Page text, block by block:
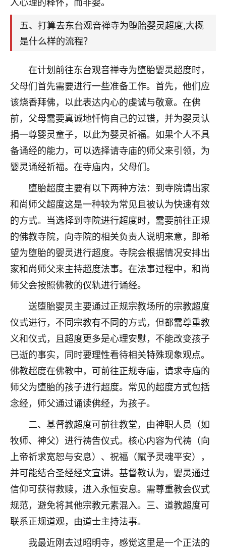
五、打算去东台观音禅寺为堕胎婴灵超度,大概
是什么样的流程？
在计划前往东台观音禅寺为堕胎婴灵超度时，
父母们首先需要进行一些准备工作。首先，他们应
该烧香拜佛，以此表达内心的虔诚与敬意。在佛
前，父母需要真诚地忏悔自己的过错，并为婴灵认
捐一尊婴灵童子，以此为婴灵祈福。如果个人不具
备诵经的能力，可以选择请寺庙的师父来引领，为
婴灵诵经祈福。在寺庙内，父母们。
堕胎超度主要有以下两种方法：到寺院请出家
和尚师父超度这是一种较为常见且被认为快速有效
的方式。当选择到寺院进行超度时，需要前往正规
的佛教寺院，向寺院的相关负责人说明来意，即希
望为堕胎的婴灵进行超度。寺院会根据情况安排出
家和尚师父来主持超度法事。在法事过程中，和尚
师父会按照佛教的仪轨进行诵经。
送堕胎婴灵主要通过正规宗教场所的宗教超度
仪式进行，不同宗教有不同的方式，但都需尊重教
义和仪式，且超度更多是心理安慰，不能改变孩子
已逝的事实，同时要理性看待相关特殊现象观点。
佛教超度在佛教中，可前往正规寺庙，请求寺庙的
师父为堕胎的孩子进行超度。常见的超度方式包括
念经，师父通过诵读佛经，为孩子。
二、基督教超度可前往教堂，由神职人员（如
牧师、神父）进行祷告仪式。核心内容为代祷（向
上帝祈求宽恕与安息）、祝福（赋予灵魂平安），
并可能结合圣经经文宣讲。基督教认为，婴灵通过
信仰可获得救赎，进入永恒安息。需尊重教会仪式
规范，避免将其他宗教元素混入。三、道教超度可
联系正规道观，由道士主持法事。
我最近刚去过昭明寺，感觉这里是一个正法的
后，我以为都没戏了，结果开年一上班，开会提拔升
职第一个就是我，职务无所谓，主要是底薪加了
3000，非常开心，无论如何，感恩感谢！🙏🏻
鹿森：恭喜升职加薪！！，请客吗？�
32
心心相印
我身体不太好，总是病病殃殃的，去检查又没什么大
问题，反正就是不舒服。中医西医看遍了，找不到问
题，后来无意中看到有人推荐慧来老师，跟老师聊过
之后，心情豁然开朗，也听老师建议，处理了一些因
了，老师说境随心转，现在深有体会了。
鹿森：是的，其实跟老师聊过之后，最大的感
触，首先就是心态会变好，万般皆是命，半点
不由人！
1天前 来自四川 9
金白水清
我也想找老师看看，有没有人给个联系方式的啊？
鹿森 ：慧来老师微信：gjsy0624
1天前 来自江西 12
青春168
我也想要，我也想要！
2天前 来自山西 15
老师做不做超度法事？我想给我奶奶做超度，她今年
刚去世了。
七零老顽童：我母亲前年离世，刚开始我经常
做梦梦见她，后来也是朋友介绍，找到慧来老
师，安排了超度法事，做梦再也没有梦到过
了，一开始是半信半疑的，图个心安，给亡母
超度，现在看来，人不信也不行。
2天前 来自云南